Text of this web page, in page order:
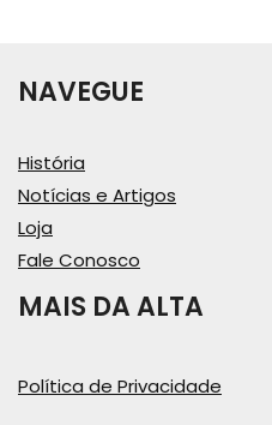
NAVEGUE
História
Notícias e Artigos
Loja
Fale Conosco
MAIS DA ALTA
Política de Privacidade